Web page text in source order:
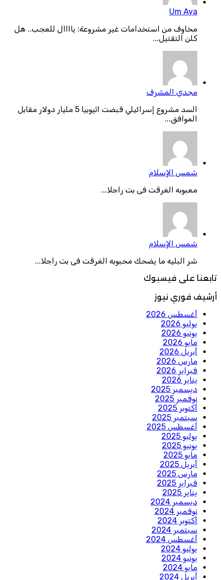
Um Aya
مخاوف من استخدامات غير مشروعة: ياااال للعجب.. هل
كلن التقتيل...
مجدي المشرف
السد مشروع إسرائيلي قبضت اثيوبيا 5 مليار دولار مقابل
الموافق...
شمس الإسلام
معبوبه الغرقت فى بت راجلا...
شمس الإسلام
شر البليه ما يضحك محبوبه الغرقت فى بت راجلا...
تابعنا على فيسبوك
أرشيف فوري نيوز
أغسطس 2026
يوليو 2026
يونيو 2026
مايو 2026
أبريل 2026
مارس 2026
فبراير 2026
يناير 2026
ديسمبر 2025
نوفمبر 2025
أكتوبر 2025
سبتمبر 2025
أغسطس 2025
يوليو 2025
يونيو 2025
مايو 2025
أبريل 2025
مارس 2025
فبراير 2025
يناير 2025
ديسمبر 2024
نوفمبر 2024
أكتوبر 2024
سبتمبر 2024
أغسطس 2024
يوليو 2024
يونيو 2024
مايو 2024
أبريل 2024